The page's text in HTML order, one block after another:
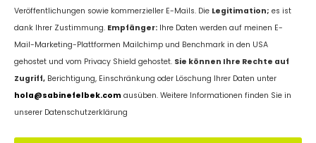
Veröffentlichungen sowie kommerzieller E-Mails. Die Legitimation; es ist
dank Ihrer Zustimmung. Empfänger: Ihre Daten werden auf meinen E-
Mail-Marketing-Plattformen Mailchimp und Benchmark in den USA
gehostet und vom Privacy Shield gehostet. Sie können Ihre Rechte auf
Zugriff, Berichtigung, Einschränkung oder Löschung Ihrer Daten unter
hola@sabinefelbek.com ausüben. Weitere Informationen finden Sie in
unserer Datenschutzerklärung